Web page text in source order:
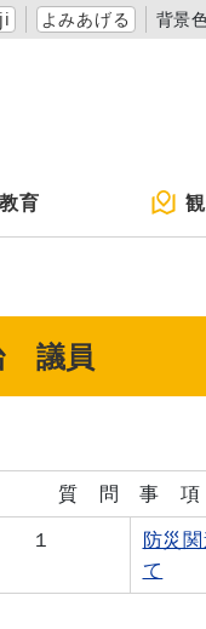
よみあげる 背景
育
議員
質 問 事 項
１
防災
て